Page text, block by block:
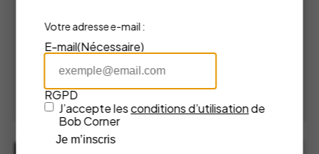
Black – L’Atelier Du Vin
Atelier du Vin
179,00€
AJOUTER AU PANIER
Votre adresse e-mail :
E-mail(Nécessaire)
RGPD
J’accepte lesconditions d’utilisationde
Bob Corner
Je m’inscris